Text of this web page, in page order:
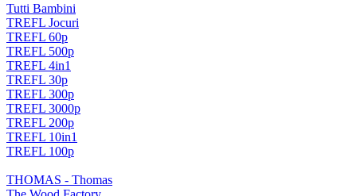
Tutti Bambini
TREFL Jocuri
TREFL 60p
TREFL 500p
TREFL 4in1
TREFL 30p
TREFL 300p
TREFL 3000p
TREFL 200p
TREFL 10in1
TREFL 100p
THOMAS - Thomas